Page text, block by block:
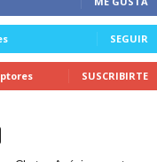
SEGUIR
SUSCRIBIRTE